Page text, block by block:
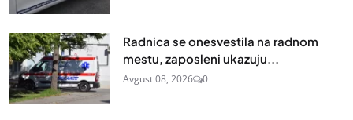
Radnica se onesvestila na radnom
mestu, zaposleni ukazuju...
Avgust 08, 2026 0